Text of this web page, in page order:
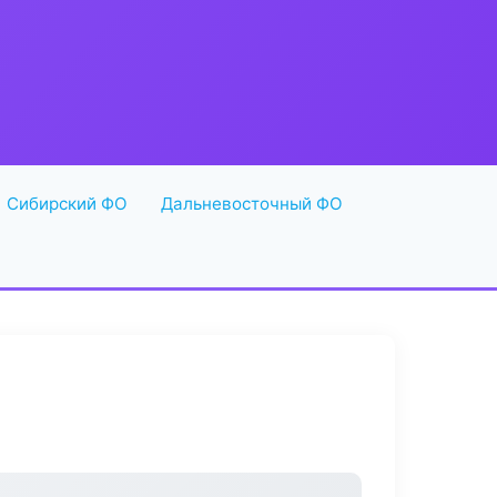
Сибирский ФО Дальневосточный ФО